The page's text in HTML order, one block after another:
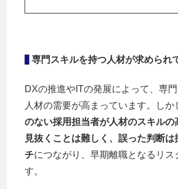
専門スキルを持つ人材が求められ
DXの推進やITの発展によって、専
人材の需要が高まっています。しか
のない採用担当者が人材のスキルの
見抜くことは難しく、誤った判断は
チにつながり、早期離職となるリス
す。